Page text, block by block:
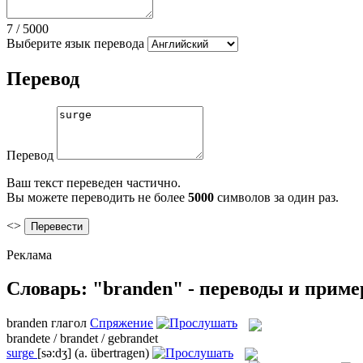
7 / 5000
Выберите язык перевода
Перевод
Перевод
Ваш текст переведен частично.
Вы можете переводить не более 5000 символов за один раз.
<>
Реклама
Словарь: "branden" - переводы и
branden глагол Спряжение
brandete / brandet / gebrandet
surge [sə:dʒ] (a. übertragen)